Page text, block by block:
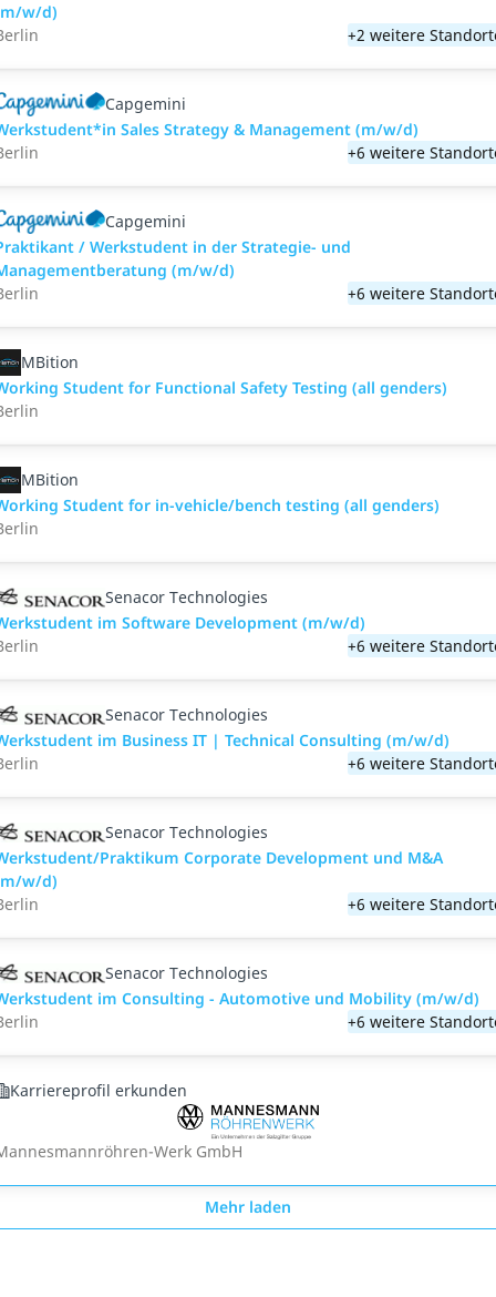
w/d)
+2 weitere
Capgemini
Sales Strategy & Management (m/w/d)
+6 weitere
Capgemini
/ Werkstudent in der Strategie- und
(m/w/d)
+6 weitere
MBition
Student for Functional Safety Testing (all genders)
MBition
Student for in-vehicle/bench testing (all genders)
Senacor Technologies
im Software Development (m/w/d)
+6 weitere
Senacor Technologies
im Business IT | Technical Consulting (m/w/d)
+6 weitere
Senacor Technologies
Praktikum Corporate Development und M&A
w/d)
+6 weitere
Senacor Technologies
im Consulting - Automotive und Mobility (m/w/d)
+6 weitere
Karriereprofil erkunden
Werk GmbH
Mehr laden